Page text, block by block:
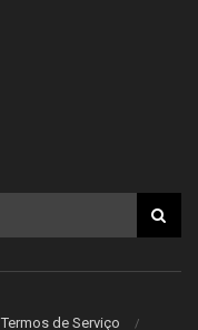
Termos de Serviço